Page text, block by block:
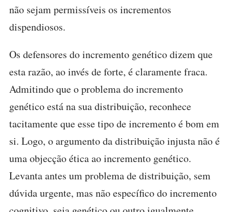
não sejam permissíveis os incrementos
dispendiosos.
Os defensores do incremento genético dizem que
esta razão, ao invés de forte, é claramente fraca.
Admitindo que o problema do incremento
genético está na sua distribuição, reconhece
tacitamente que esse tipo de incremento é bom em
si. Logo, o argumento da distribuição injusta não é
uma objecção ética ao incremento genético.
Levanta antes um problema de distribuição, sem
dúvida urgente, mas não específico do incremento